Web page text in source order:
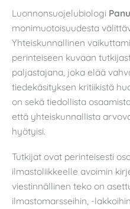
Luonnonsuojelubiologi
monimuotoisuudesta
Yhteiskunnallinen
perinteiseen kuvaan
paljastajana, joka elää
tiedekäsityksen kritiikistä
on sekä tiedollista
että yhteiskunnallista
hyötyisi.
Tutkijat ovat perinteisesti
ilmastoliikkeelle avoimin
viestinnällinen teko on
ilmastomarsseihin, -